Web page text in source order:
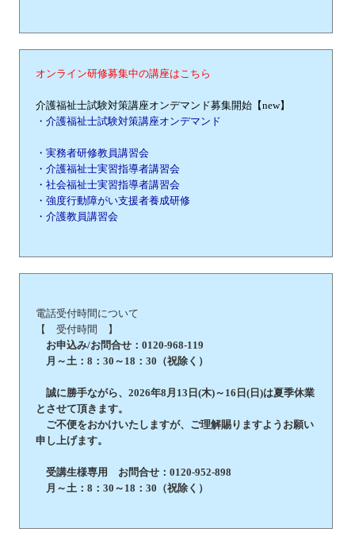
オンライン研修募集中の講座はこちら
介護福祉士試験対策講座オンデマンド募集開始【new】
・介護福祉士試験対策講座オンデマンド
・実務者研修教員講習会
・介護福祉士実習指導者講習会
・社会福祉士実習指導者講習会
・強度行動障がい支援者養成研修
・介護教員講習会
電話受付時間について
【 受付時間 】
お申込み/お問合せ：0120-968-119
月～土：8：30～18：30（祝除く）
誠に勝手ながら、2026年8月13日(木)～16日(日)は夏季休業
とさせて頂きます。
ご不便をおかけいたしますが、ご理解賜りますようお願い
申し上げます。
受講生様専用 お問合せ：0120-952-898
月～土：8：30～18：30（祝除く）